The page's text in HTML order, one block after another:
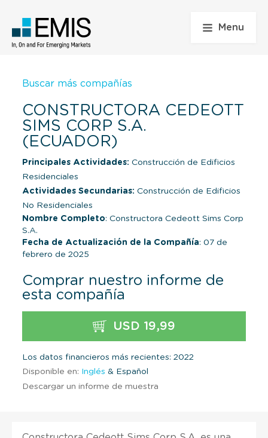
Menu
Buscar más compañías
CONSTRUCTORA CEDEOTT
SIMS CORP S.A.
(ECUADOR)
Principales Actividades: Construcción de Edificios
Residenciales
Actividades Secundarias: Construcción de Edificios
No Residenciales
Nombre Completo: Constructora Cedeott Sims Corp
S.A.
Fecha de Actualización de la Compañía: 07 de
febrero de 2025
Comprar nuestro informe de
esta compañía
USD 19,99
Los datos financieros más recientes: 2022
Disponible en: Inglés & Español
Descargar un informe de muestra